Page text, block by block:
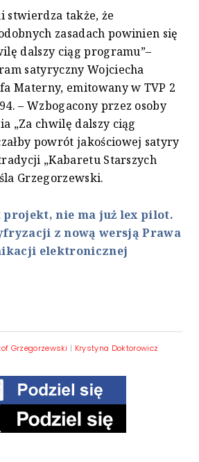
stwierdza także, że
zasadach powinien się
dalszy ciąg programu”–
satyryczny Wojciecha
Materny, emitowany w TVP 2
– Wzbogacony przez osoby
„Za chwilę dalszy ciąg
powrót jakościowej satyry
„Kabaretu Starszych
Grzegorzewski.
projekt, nie ma już lex pilot.
z nową wersją Prawa
elektronicznej
Grzegorzewski | Krystyna Doktorowicz